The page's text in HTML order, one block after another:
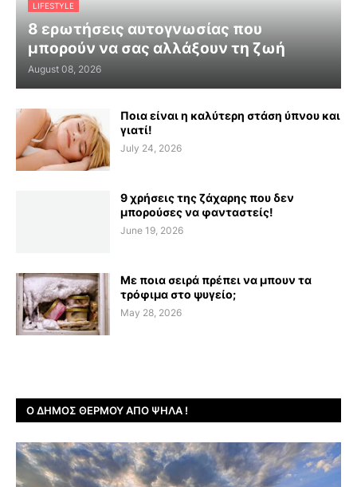
LIFESTYLE
8 ερωτήσεις αυτογνωσίας που
μπορούν να σας αλλάξουν τη ζωή
August 08, 2026
Ποια είναι η καλύτερη στάση ύπνου και
γιατί!
July 24, 2026
9 χρήσεις της ζάχαρης που δεν
μπορούσες να φανταστείς!
June 19, 2026
Με ποια σειρά πρέπει να μπουν τα
τρόφιμα στο ψυγείο;
May 28, 2026
Ο ΔΉΜΟΣ ΘΈΡΜΟΥ ΑΠΌ ΨΗΛΆ !